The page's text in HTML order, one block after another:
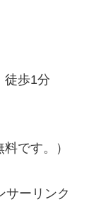
徒歩1分
です。）
サーリンク